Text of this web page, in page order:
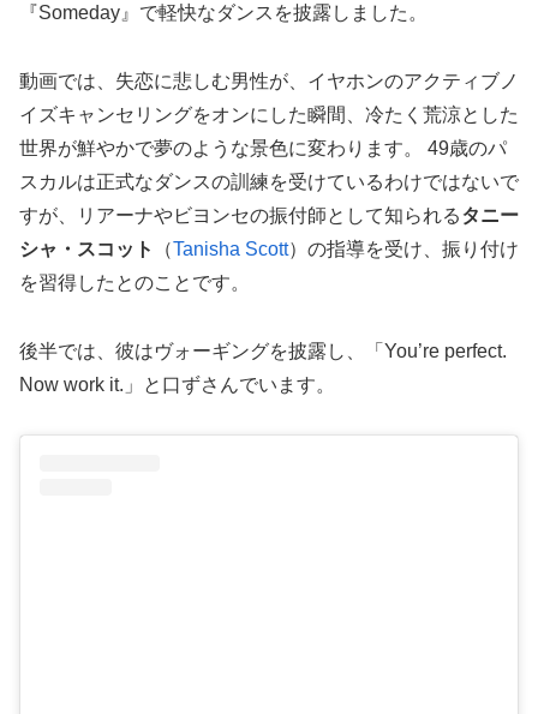
『Someday』で軽快なダンスを披露しました。
動画では、失恋に悲しむ男性が、イヤホンのアクティブノ
イズキャンセリングをオンにした瞬間、冷たく荒涼とした
世界が鮮やかで夢のような景色に変わります。 49歳のパ
スカルは正式なダンスの訓練を受けているわけではないで
すが、リアーナやビヨンセの振付師として知られるタニー
シャ・スコット
（Tanisha Scott）の指導を受け、振り付け
を習得したとのことです。
後半では、彼はヴォーギングを披露し、「You’re perfect.
Now work it.」と口ずさんでいます。